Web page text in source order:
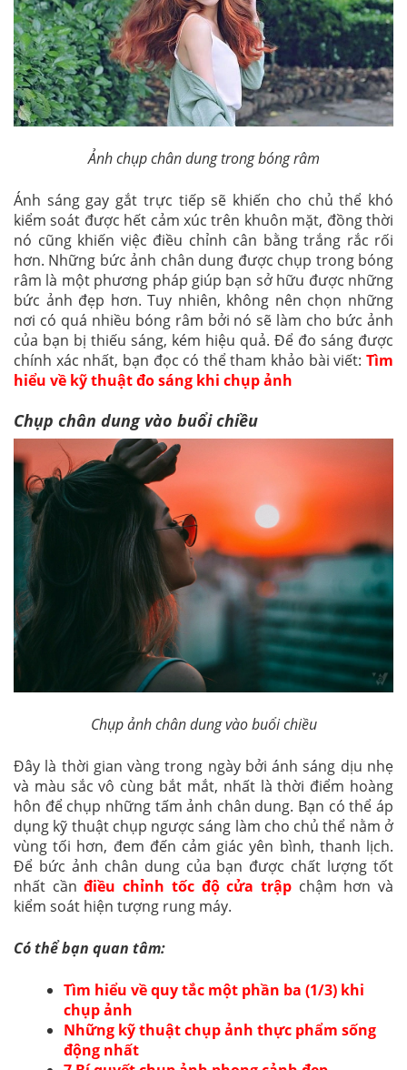
Ảnh chụp chân dung trong bóng râm
Ánh sáng gay gắt trực tiếp sẽ khiến cho chủ thể khó
kiểm soát được hết cảm xúc trên khuôn mặt, đồng thời
nó cũng khiến việc điều chỉnh cân bằng trắng rắc rối
hơn. Những bức ảnh chân dung được chụp trong bóng
râm là một phương pháp giúp bạn sở hữu được những
bức ảnh đẹp hơn. Tuy nhiên, không nên chọn những
nơi có quá nhiều bóng râm bởi nó sẽ làm cho bức ảnh
của bạn bị thiếu sáng, kém hiệu quả. Để đo sáng được
chính xác nhất, bạn đọc có thể tham khảo bài viết: Tìm
hiểu về kỹ thuật đo sáng khi chụp ảnh
Chụp chân dung vào buổi chiều
Chụp ảnh chân dung vào buổi chiều
Đây là thời gian vàng trong ngày bởi ánh sáng dịu nhẹ
và màu sắc vô cùng bắt mắt, nhất là thời điểm hoàng
hôn để chụp những tấm ảnh chân dung. Bạn có thể áp
dụng kỹ thuật chụp ngược sáng làm cho chủ thể nằm ở
vùng tối hơn, đem đến cảm giác yên bình, thanh lịch.
Để bức ảnh chân dung của bạn được chất lượng tốt
nhất cầnđiều chỉnh tốc độ cửa trậpchậm hơn và
kiểm soát hiện tượng rung máy.
Có thể bạn quan tâm:
Tìm hiểu về quy tắc một phần ba (1/3) khi
chụp ảnh
Những kỹ thuật chụp ảnh thực phẩm sống
động nhất